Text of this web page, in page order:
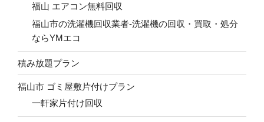
福山 エアコン無料回収
福山市の洗濯機回収業者-洗濯機の回収・買取・処分
ならYMエコ
積み放題プラン
福山市 ゴミ屋敷片付けプラン
一軒家片付け回収